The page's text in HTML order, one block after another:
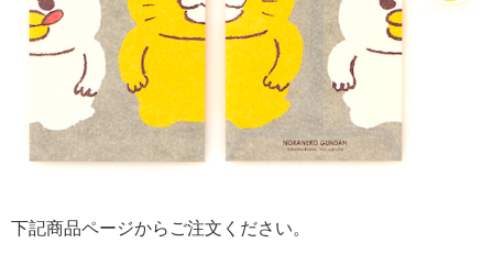
下記商品ページからご注文ください。